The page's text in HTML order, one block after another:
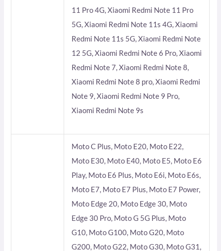
11 Pro 4G, Xiaomi Redmi Note 11 Pro
5G, Xiaomi Redmi Note 11s 4G, Xiaomi
Redmi Note 11s 5G, Xiaomi Redmi Note
12 5G, Xiaomi Redmi Note 6 Pro, Xiaomi
Redmi Note 7, Xiaomi Redmi Note 8,
Xiaomi Redmi Note 8 pro, Xiaomi Redmi
Note 9, Xiaomi Redmi Note 9 Pro,
Xiaomi Redmi Note 9s
Moto C Plus, Moto E20, Moto E22,
Moto E30, Moto E40, Moto E5, Moto E6
Play, Moto E6 Plus, Moto E6i, Moto E6s,
Moto E7, Moto E7 Plus, Moto E7 Power,
Moto Edge 20, Moto Edge 30, Moto
Edge 30 Pro, Moto G 5G Plus, Moto
G10, Moto G100, Moto G20, Moto
G200, Moto G22, Moto G30, Moto G31,